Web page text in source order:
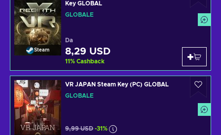
Steam
Key GLOBAL
GLOBALE
Da
8,29 USD
11% Cashback
VR JAPAN Steam Key (PC) GLOBAL
GLOBALE
9,99 USD -31%